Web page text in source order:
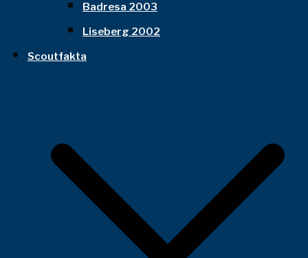
Badresa 2003
Liseberg 2002
Scoutfakta